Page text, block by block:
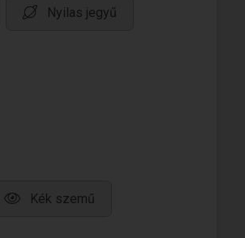
Nyilas jegyű
Kék szemű